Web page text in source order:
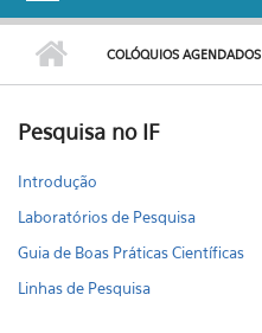
COLÓQUIOS AGENDADOS
Pesquisa no IF
Introdução
Laboratórios de Pesquisa
Guia de Boas Práticas Científicas
Linhas de Pesquisa